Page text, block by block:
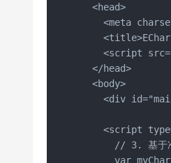
  <head>
<meta
<script
  </head>
  <body>
<div
<script
// 3. 基于
var